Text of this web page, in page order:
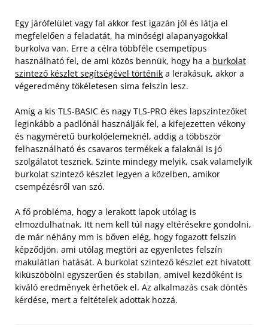
Egy járófelület vagy fal akkor fest igazán jól és látja el
megfelelően a feladatát, ha minőségi alapanyagokkal
burkolva van. Erre a célra többféle csempetípus
használható fel, de ami közös bennük, hogy ha a burkolat
szintező készlet segítségével történik a lerakásuk, akkor a
végeredmény tökéletesen sima felszín lesz.
Amíg a kis TLS-BASIC és nagy TLS-PRO ékes lapszintezőket
leginkább a padlónál használják fel, a kifejezetten vékony
és nagyméretű burkolóelemeknél, addig a többször
felhasználható és csavaros termékek a falaknál is jó
szolgálatot tesznek. Szinte mindegy melyik, csak valamelyik
burkolat szintező készlet legyen a közelben, amikor
csempézésről van szó.
A fő probléma, hogy a lerakott lapok utólag is
elmozdulhatnak. Itt nem kell túl nagy eltérésekre gondolni,
de már néhány mm is bőven elég, hogy fogazott felszín
képződjön, ami utólag megtöri az egyenletes felszín
makulátlan hatását. A burkolat szintező készlet ezt hivatott
kiküszöbölni egyszerűen és stabilan, amivel kezdőként is
kiváló eredmények érhetőek el. Az alkalmazás csak döntés
kérdése, mert a feltételek adottak hozzá.